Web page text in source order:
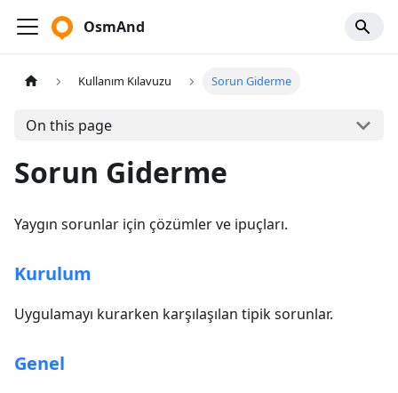
OsmAnd
Kullanım Kılavuzu Sorun Giderme
On this page
Sorun Giderme
Yaygın sorunlar için çözümler ve ipuçları.
Kurulum
Uygulamayı kurarken karşılaşılan tipik sorunlar.
Genel